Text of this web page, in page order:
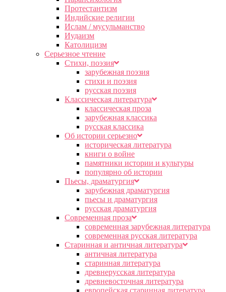
Протестантизм
Индийские религии
Ислам / мусульманство
Иудаизм
Католицизм
Серьезное чтение
Cтихи, поэзия
зарубежная поэзия
стихи и поэзия
русская поэзия
Классическая литература
классическая проза
зарубежная классика
русская классика
Об истории серьезно
историческая литература
книги о войне
памятники истории и культуры
популярно об истории
Пьесы, драматургия
зарубежная драматургия
пьесы и драматургия
русская драматургия
Современная проза
современная зарубежная литература
современная русская литература
Старинная и античная литература
античная литература
старинная литература
древнерусская литература
древневосточная литература
европейская старинная литература